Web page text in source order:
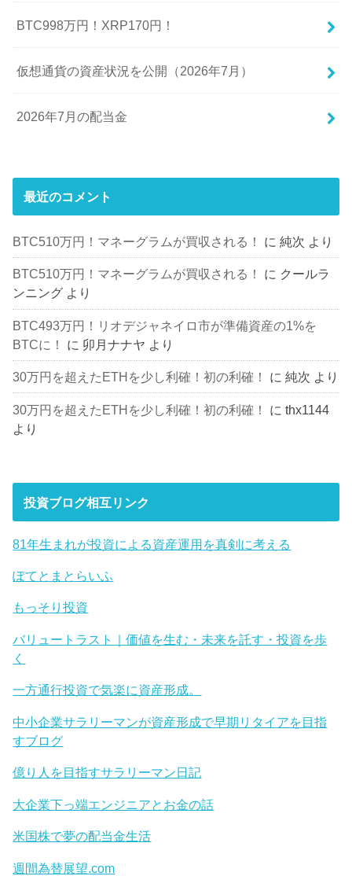
BTC998万円！XRP170円！
仮想通貨の資産状況を公開（2026年7月）
2026年7月の配当金
最近のコメント
BTC510万円！マネーグラムが買収される！ に純次 より
BTC510万円！マネーグラムが買収される！ に クールラ
ンニング より
BTC493万円！リオデジャネイロ市が準備資産の1%を
BTCに！
に 卯月ナナヤ より
30万円を超えたETHを少し利確！初の利確！ に純次 より
30万円を超えたETHを少し利確！初の利確！ にthx1144
より
投資ブログ相互リンク
81年生まれが投資による資産運用を真剣に考える
ぽてとまとらいふ
もっそり投資
バリュートラスト｜価値を生む・未来を託す・投資を歩
く
一方通行投資で気楽に資産形成。
中小企業サラリーマンが資産形成で早期リタイアを目指
すブログ
億り人を目指すサラリーマン日記
大企業下っ端エンジニアとお金の話
米国株で夢の配当金生活
週間為替展望.com